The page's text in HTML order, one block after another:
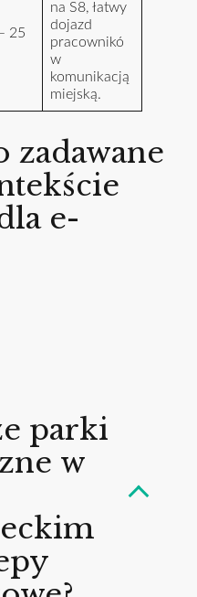
25
na S8, łatwy
dojazd
pracownikó
w
komunikacją
miejską.
zadawane
e-
parki
w